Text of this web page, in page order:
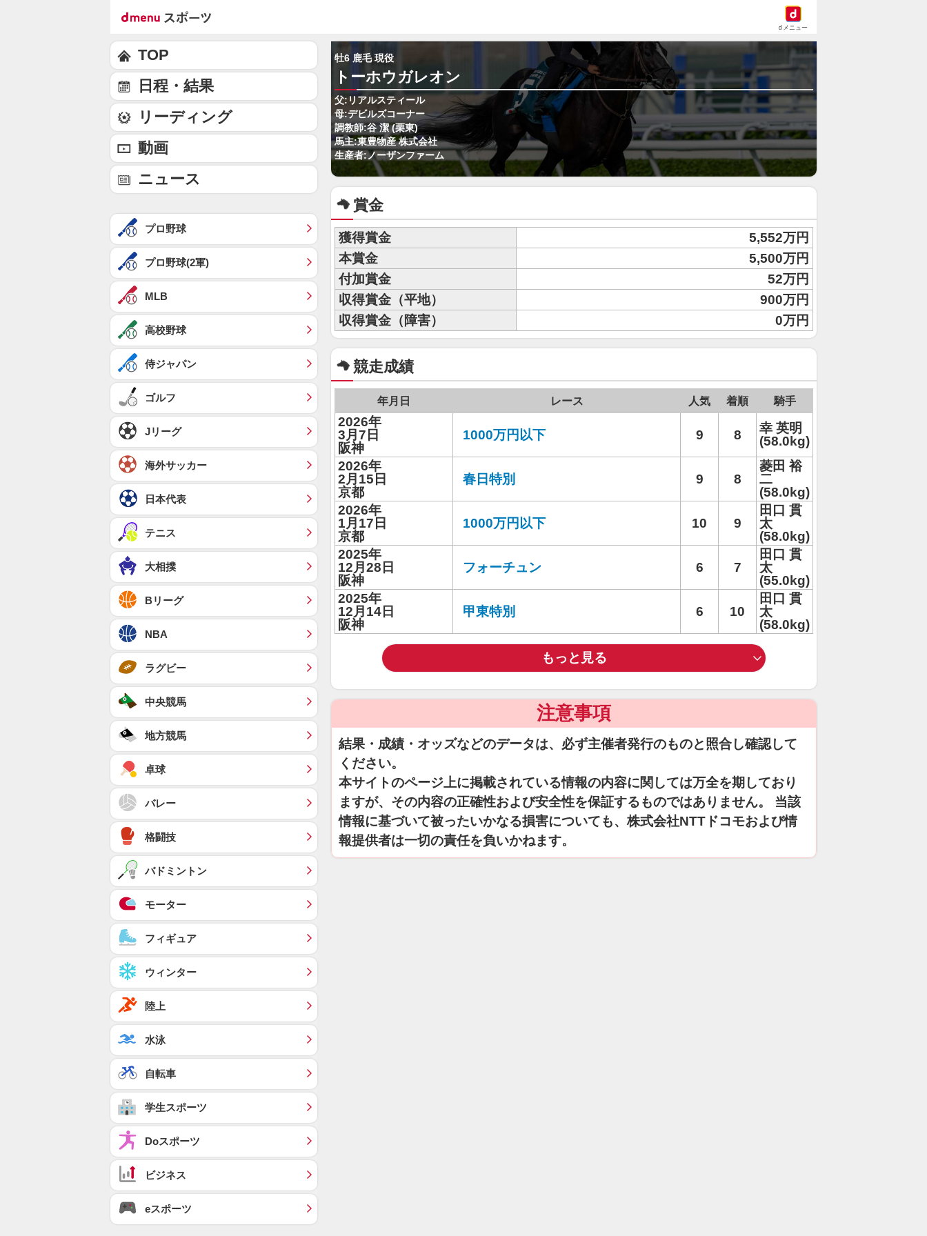
dメニュー
牡6 鹿毛 現役
トーホウガレオン
父:リアルスティール
母:デビルズコーナー
調教師:谷 潔 (栗東)
馬主:東豊物産 株式会社
生産者:ノーザンファーム
賞金
獲得賞金
5,552万円
本賞金
5,500万円
付加賞金
52万円
収得賞金（平地）
900万円
収得賞金（障害）
0万円
競走成績
年月日 レース 人気 着順 騎手
2026年
3月7日
阪神
1000万円以下 9 8
幸 英明
(58.0kg)
2026年
2月15日
京都
春日特別 9 8
菱田 裕
二
(58.0kg)
2026年
1月17日
京都
1000万円以下 10 9
田口 貫
太
(58.0kg)
2025年
12月28日
阪神
フォーチュン 6 7
田口 貫
太
(55.0kg)
2025年
12月14日
阪神
甲東特別 6 10
田口 貫
太
(58.0kg)
もっと見る
注意事項
結果・成績・オッズなどのデータは、必ず主催者発行のものと照合し確認して
ください。
本サイトのページ上に掲載されている情報の内容に関しては万全を期しており
ますが、その内容の正確性および安全性を保証するものではありません。 当該
情報に基づいて被ったいかなる損害についても、株式会社NTTドコモおよび情
報提供者は一切の責任を負いかねます。
TOP
日程・結果
リーディング
動画
ニュース
プロ野球
プロ野球(2軍)
MLB
高校野球
侍ジャパン
ゴルフ
Jリーグ
海外サッカー
日本代表
テニス
大相撲
Bリーグ
NBA
ラグビー
中央競馬
地方競馬
卓球
バレー
格闘技
バドミントン
モーター
フィギュア
ウィンター
陸上
水泳
自転車
学生スポーツ
Doスポーツ
ビジネス
eスポーツ